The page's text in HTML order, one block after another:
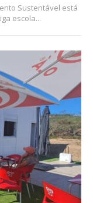
Sustentável está
escola...